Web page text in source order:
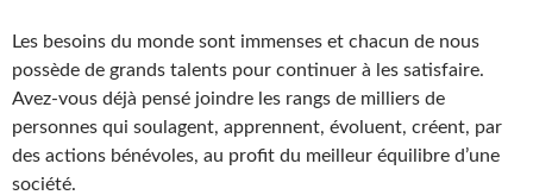
Les besoins du monde sont immenses et chacun de nous
possède de grands talents pour continuer à les satisfaire.
Avez-vous déjà pensé joindre les rangs de milliers de
personnes qui soulagent, apprennent, évoluent, créent, par
des actions bénévoles, au profit du meilleur équilibre d’une
société.